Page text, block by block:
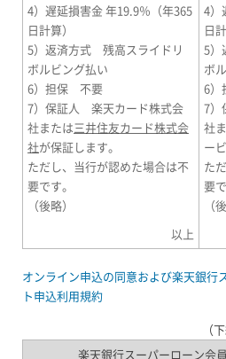
4）遅延損害金 年19.9％（年365
日計算）
5）返済方式 残高スライドリ
ボルビング払い
6）担保 不要
7）保証人 楽天カード株式会
社または三井住友カード株式会
社が保証します。
ただし、当行が認めた場合は不
要です。
（後略）
4）
日
5
ボ
6
7）
社
ー
た
要
（
以上
オンライン申込の同意および楽天銀行
ト申込利用規約
（
楽天銀行スーパーローン会